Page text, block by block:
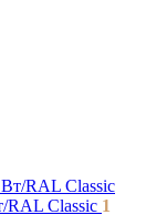
RAL Classic 1